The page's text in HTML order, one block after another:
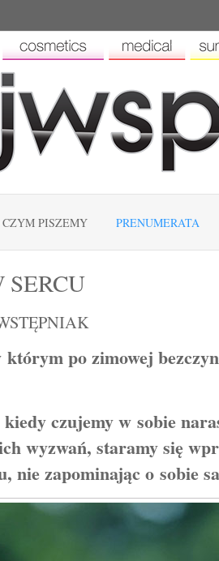
CZYM PISZEMY PRENUMERATA
po zimowej
czujemy w sobie
wyzwań, staramy się
nie zapominając o sobie